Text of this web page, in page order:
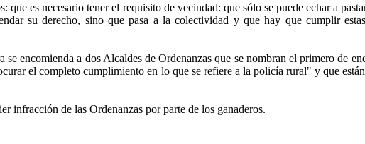
es necesario tener el requisito de vecindad: que sólo se puede echar a
su derecho, sino que pasa a la colectividad y que hay que cumplir
encomienda a dos Alcaldes de Ordenanzas que se nombran el primero de
el completo cumplimiento en lo que se refiere a la policía rural" y que
infracción de las Ordenanzas por parte de los ganaderos.